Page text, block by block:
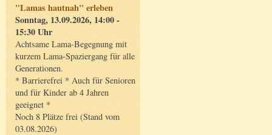
"Lamas hautnah" erleben
Sonntag, 13.09.2026, 14:00 -
15:30 Uhr
Achtsame Lama-Begegnung mit
kurzem Lama-Spaziergang für alle
Generationen.
* Barrierefrei * Auch für Senioren
und für Kinder ab 4 Jahren
geeignet *
Noch 8 Plätze frei (Stand vom
03.08.2026)